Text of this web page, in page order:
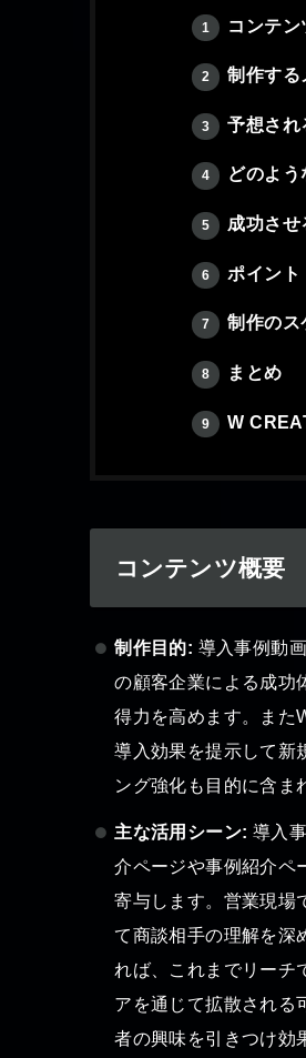
1 コンテン
2 制作する
3 予想され
4 どのよ
5 成功させ
6 ポイント
7 制作のス
8 まとめ
9 W
コンテンツ概要
制作目的: 導入事例動
の顧客企業による成功
得力を高めます。また
導入効果を提示して新
ング強化も目的に含ま
主な活用シーン: 導入
介ページや事例紹介ペ
寄与します。営業現場
て商談相手の理解を深
れば、これまでリーチ
アを通じて拡散される
者の興味を引きつけ効